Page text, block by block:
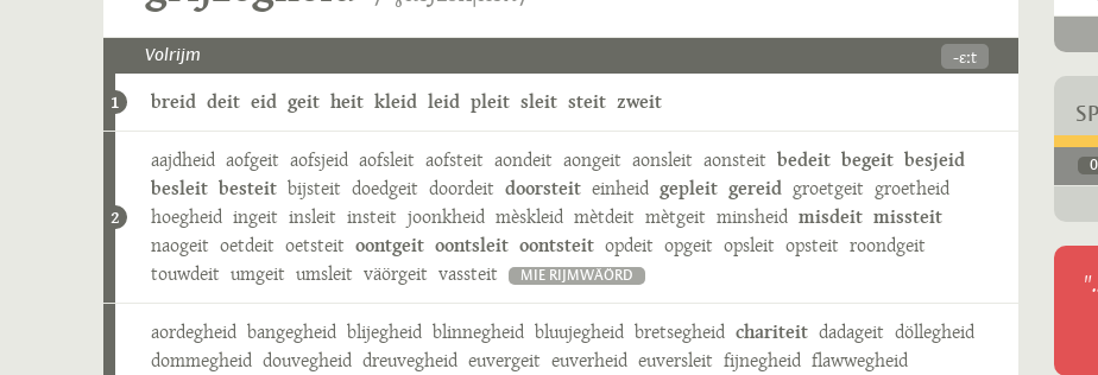
Volrijm -ɛːt
1 breid deit eid geit heit kleid leid pleit sleit steit zweit
2
aajdheid aofgeit aofsjeid aofsleit aofsteit aondeit aongeit aonsleit aonsteit bedeit begeit besjeid
besleit besteit bijsteit doedgeit doordeit doorsteit einheid gepleit gereid groetgeit groetheid
hoegheid ingeit insleit insteit joonkheid mèskleid mètdeit mètgeit minsheid misdeit missteit
naogeit oetdeit oetsteit oontgeit oontsleit oontsteit opdeit opgeit opsleit opsteit roondgeit
touwdeit umgeit umsleit väörgeit vassteit MIE RIJMWÄÖRD
aordegheid bangegheid blijegheid blinnegheid bluujegheid bretsegheid chariteit dadageit döllegheid
dommegheid douvegheid dreuvegheid euvergeit euverheid euversleit fijnegheid flawwegheid
0